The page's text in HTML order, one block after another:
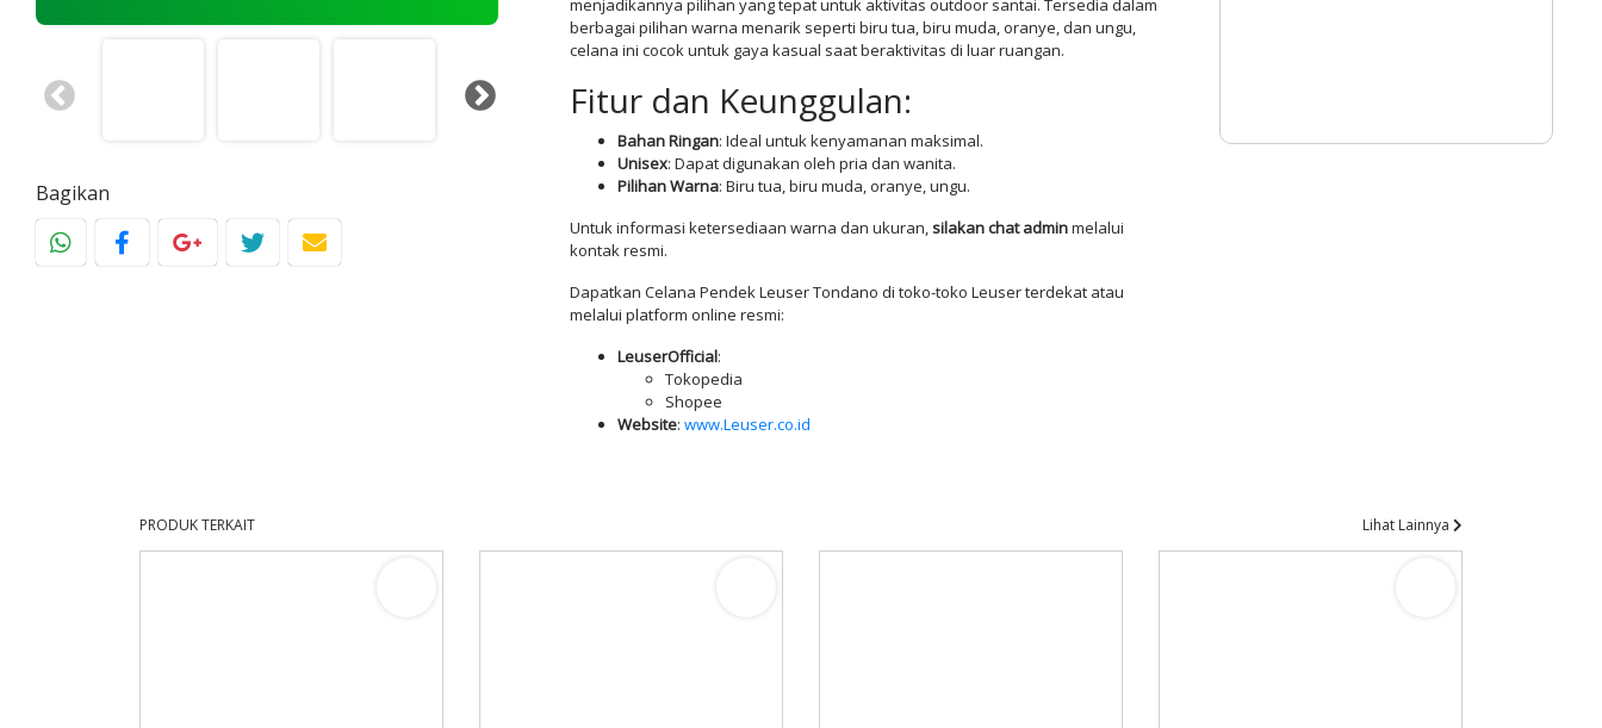
Bagikan
menjadikannya pilihan yang tepat untuk aktivitas outdoor santai. Tersedia dalam
berbagai pilihan warna menarik seperti biru tua, biru muda, oranye, dan ungu,
celana ini cocok untuk gaya kasual saat beraktivitas di luar ruangan.
Fitur dan Keunggulan:
Bahan Ringan: Ideal untuk kenyamanan maksimal.
Unisex: Dapat digunakan oleh pria dan wanita.
Pilihan Warna: Biru tua, biru muda, oranye, ungu.
Untuk informasi ketersediaan warna dan ukuran,silakan chat adminmelalui
kontak resmi.
Dapatkan Celana Pendek Leuser Tondano di toko-toko Leuser terdekat atau
melalui platform online resmi:
LeuserOfficial:
Tokopedia
Shopee
Website: www.Leuser.co.id
PRODUK TERKAIT Lihat Lainnya